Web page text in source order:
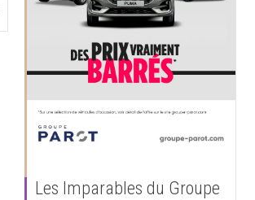
Les Imparables du Groupe